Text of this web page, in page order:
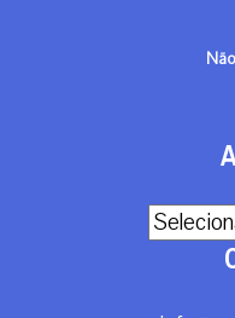
Arquivos